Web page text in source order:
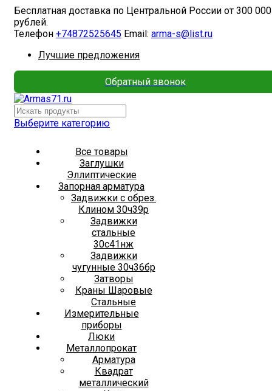
Бесплатная доставка по Центральной России от 300 000
рублей.
Телефон +74872525645 Email: arma-s@list.ru
Лучшие предложения
Обратный звонок
Выберите категорию
Все товары
Заглушки
Эллиптические
Запорная арматура
Задвижки с обрез.
Клином 30ч39р
Задвижки
стальные
30с41нж
Задвижки
чугунные 30ч36бр
Затворы
Краны Шаровые
Стальные
Измерительные
приборы
Люки
Металлопрокат
Арматура
Квадрат
металлический